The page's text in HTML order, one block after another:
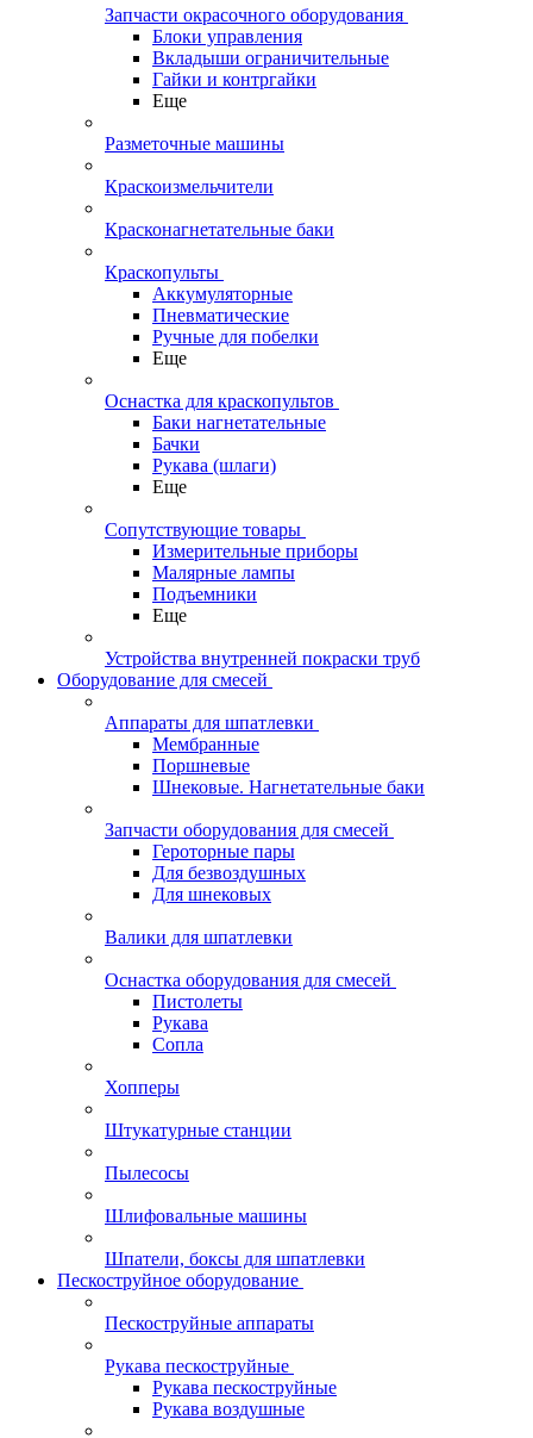
Запчасти окрасочного оборудования
Блоки управления
Вкладыши ограничительные
Гайки и контргайки
Еще
Разметочные машины
Краскоизмельчители
Красконагнетательные баки
Краскопульты
Аккумуляторные
Пневматические
Ручные для побелки
Еще
Оснастка для краскопультов
Баки нагнетательные
Бачки
Рукава (шлаги)
Еще
Сопутствующие товары
Измерительные приборы
Малярные лампы
Подъемники
Еще
Устройства внутренней покраски труб
Оборудование для смесей
Аппараты для шпатлевки
Мембранные
Поршневые
Шнековые. Нагнетательные баки
Запчасти оборудования для смесей
Героторные пары
Для безвоздушных
Для шнековых
Валики для шпатлевки
Оснастка оборудования для смесей
Пистолеты
Рукава
Сопла
Хопперы
Штукатурные станции
Пылесосы
Шлифовальные машины
Шпатели, боксы для шпатлевки
Пескоструйное оборудование
Пескоструйные аппараты
Рукава пескоструйные
Рукава пескоструйные
Рукава воздушные